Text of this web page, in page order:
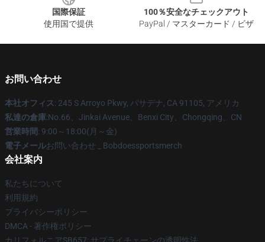
国際保証
使用国で提供
100％安全なチェックアウト
PayPal / マスターカード / ビザ
お問い合わせ
本社オフィス: 245 S Arroyo Pkwy, パサデナ, CA 91105, アメリカ
私達の倉庫:No.66、Jinkai Avenue、Benxi City、Chongqing、CN
営業時間: 9:00～18:00(月～金)
電子メールお問い合わせ _ Bobdoessportsmerch
会社案内
私たちについて
利用規約
プライバシーポリシー
DMCA - 著作権ポリシー